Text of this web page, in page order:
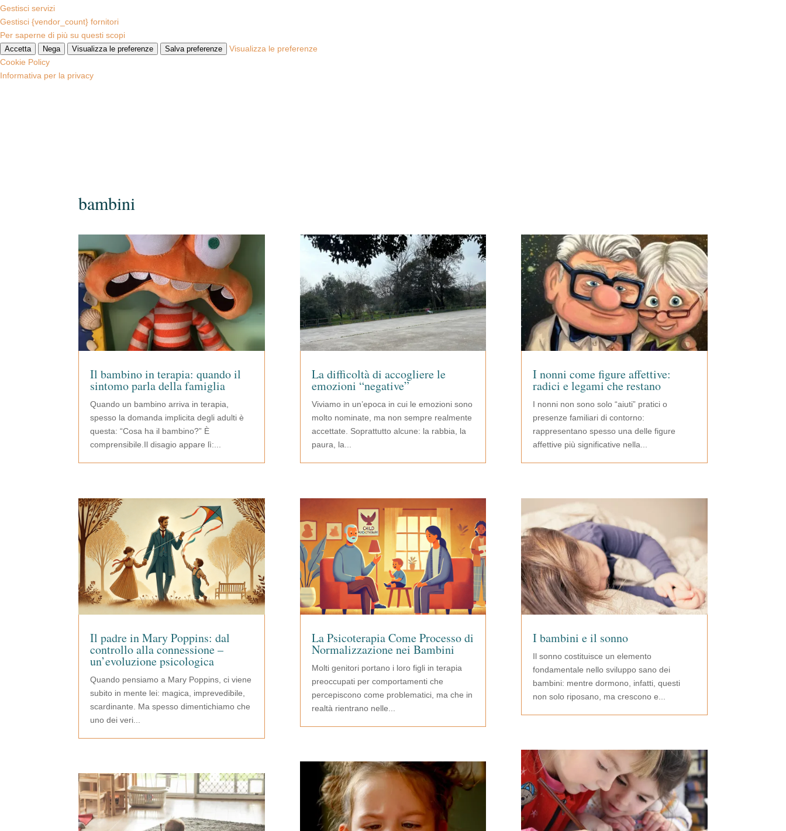
Gestisci servizi
Gestisci {vendor_count} fornitori
Per saperne di più su questi scopi
Accetta Nega Visualizza le preferenze Salva preferenze
Visualizza le preferenze
Cookie Policy
Informativa per la privacy
bambini
Il bambino in terapia: quando il
sintomo parla della famiglia
Quando un bambino arriva in terapia,
spesso la domanda implicita degli adulti è
questa: “Cosa ha il bambino?” È
comprensibile.Il disagio appare lì:...
Il padre in Mary Poppins: dal
controllo alla connessione –
un’evoluzione psicologica
Quando pensiamo a Mary Poppins, ci viene
subito in mente lei: magica, imprevedibile,
scardinante. Ma spesso dimentichiamo che
uno dei veri...
La difficoltà di accogliere le
emozioni “negative”
Viviamo in un’epoca in cui le emozioni sono
molto nominate, ma non sempre realmente
accettate. Soprattutto alcune: la rabbia, la
paura, la...
La Psicoterapia Come Processo di
Normalizzazione nei Bambini
Molti genitori portano i loro figli in terapia
preoccupati per comportamenti che
percepiscono come problematici, ma che in
realtà rientrano nelle...
I nonni come figure affettive:
radici e legami che restano
I nonni non sono solo “aiuti” pratici o
presenze familiari di contorno:
rappresentano spesso una delle figure
affettive più significative nella...
I bambini e il sonno
Il sonno costituisce un elemento
fondamentale nello sviluppo sano dei
bambini: mentre dormono, infatti, questi
non solo riposano, ma crescono e...